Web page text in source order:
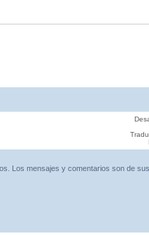
Los mensajes y comentarios son de